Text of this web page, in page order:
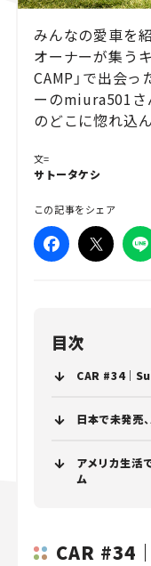
みんなの愛車を
オーナーが集う
CAMP」で出会っ
ーのmiura501さ
のどこに惚れ込
文=
サトータケシ
この記事をシェア
目次
CAR #34｜
日本で未発売
アメリカ生活
ム
CAR #34